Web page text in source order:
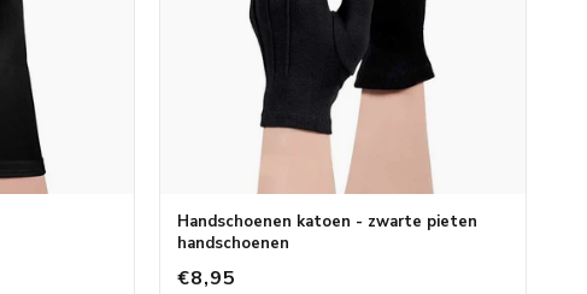
Handschoenen katoen - zwarte pieten
handschoenen
€8,95